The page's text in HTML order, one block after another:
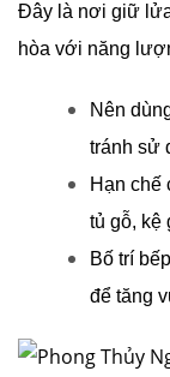
Đây là nơi giữ
hòa với năng
Nên
tránh sử
Hạn chế
tủ gỗ, kệ
Bố trí
để tăng